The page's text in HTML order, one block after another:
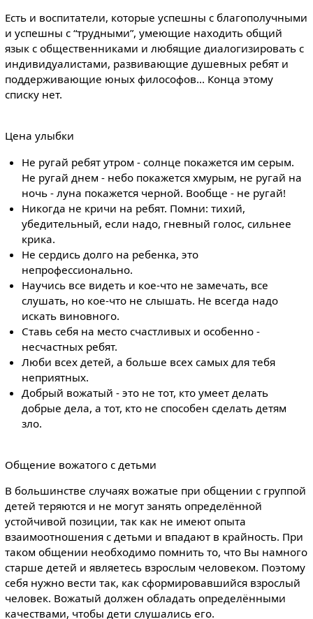
Есть и воспитатели, которые успешны с благополучными
и успешны с “трудными”, умеющие находить общий
язык с общественниками и любящие диалогизировать с
индивидуалистами, развивающие душевных ребят и
поддерживающие юных философов... Конца этому
списку нет.
Цена улыбки
Не ругай ребят утром - солнце покажется им серым.
Не ругай днем - небо покажется хмурым, не ругай на
ночь - луна покажется черной. Вообще - не ругай!
Никогда не кричи на ребят. Помни: тихий,
убедительный, если надо, гневный голос, сильнее
крика.
Не сердись долго на ребенка, это
непрофессионально.
Научись все видеть и кое-что не замечать, все
слушать, но кое-что не слышать. Не всегда надо
искать виновного.
Ставь себя на место счастливых и особенно -
несчастных ребят.
Люби всех детей, а больше всех самых для тебя
неприятных.
Добрый вожатый - это не тот, кто умеет делать
добрые дела, а тот, кто не способен сделать детям
зло.
Общение вожатого с детьми
В большинстве случаях вожатые при общении с группой
детей теряются и не могут занять определённой
устойчивой позиции, так как не имеют опыта
взаимоотношения с детьми и впадают в крайность. При
таком общении необходимо помнить то, что Вы намного
старше детей и являетесь взрослым человеком. Поэтому
себя нужно вести так, как сформировавшийся взрослый
человек. Вожатый должен обладать определёнными
качествами, чтобы дети слушались его.